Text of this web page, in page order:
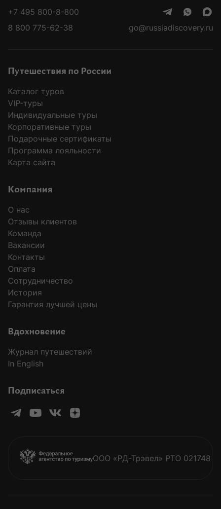
+7 495 800-8-800
8 800 775-62-38
go@russiadiscovery.ru
Путешествия по России
Каталог туров
VIP-туры
Индивидуальные туры
Корпоративные туры
Подарочные сертификаты
Программа лояльности
Карта сайта
Компания
О нас
Отзывы клиентов
Команда
Вакансии
Контакты
Оплата
Сотрудничество
История
Гарантия лучшей цены
Вдохновение
Журнал путешествий
In English
Подписаться
ООО «РД-Трэвел» РТО 021748